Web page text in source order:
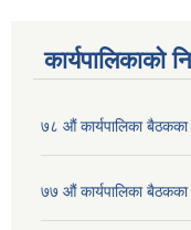
कार्यपालिकाको
७८ औं कार्यपालिका
७७ औं कार्यपालिका